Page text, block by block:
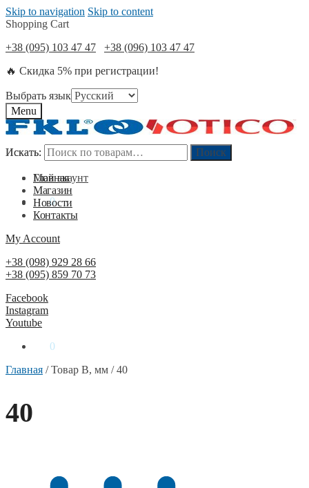
Skip to navigation Skip to content
Shopping Cart
+38 (095) 103 47 47
+38 (096) 103 47 47
🔥 Скидка 5% при регистрации!
Выбрать язык
Menu
Искать: Поиск
Мой акаунт
0₴ 0
Искать: Поиск
Главная
Магазин
Новости
Контакты
My Account
+38 (098) 929 28 66
+38 (095) 859 70 73
Facebook
Instagram
Youtube
0
Главная /Товар B, мм /40
40